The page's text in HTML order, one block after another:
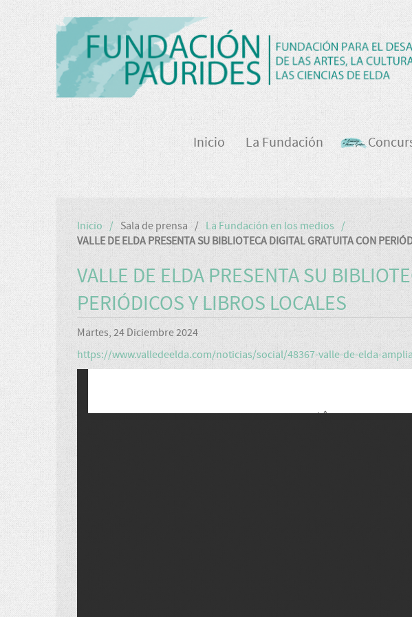
Inicio La Fundación
Inicio Sala de prensa
La Fundación en los medios
VALLE DE ELDA PRESENTA SU BIBLIOTECA DIGITAL GRATUITA CON
VALLE DE ELDA PRESENTA SU
PERIÓDICOS Y LIBROS LOCALES
Martes, 24 Diciembre 2024
https://www.valledeelda.com/noticias/social/48367-valle-de-elda-